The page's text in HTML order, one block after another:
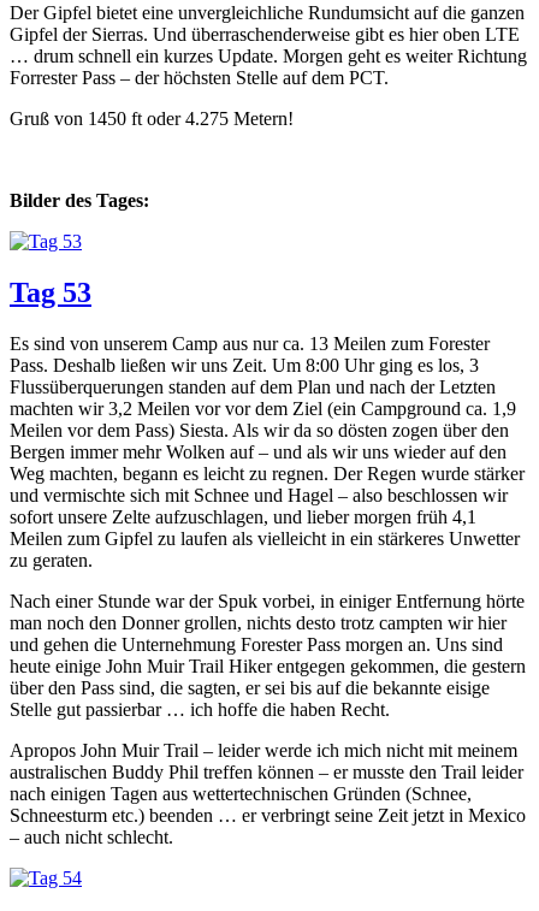
Der Gipfel bietet eine unvergleichliche Rundumsicht auf die ganzen
Gipfel der Sierras. Und überraschenderweise gibt es hier oben LTE
… drum schnell ein kurzes Update. Morgen geht es weiter Richtung
Forrester Pass – der höchsten Stelle auf dem PCT.
Gruß von 1450 ft oder 4.275 Metern!
Bilder des Tages:
Tag 53
Es sind von unserem Camp aus nur ca. 13 Meilen zum Forester
Pass. Deshalb ließen wir uns Zeit. Um 8:00 Uhr ging es los, 3
Flussüberquerungen standen auf dem Plan und nach der Letzten
machten wir 3,2 Meilen vor vor dem Ziel (ein Campground ca. 1,9
Meilen vor dem Pass) Siesta. Als wir da so dösten zogen über den
Bergen immer mehr Wolken auf – und als wir uns wieder auf den
Weg machten, begann es leicht zu regnen. Der Regen wurde stärker
und vermischte sich mit Schnee und Hagel – also beschlossen wir
sofort unsere Zelte aufzuschlagen, und lieber morgen früh 4,1
Meilen zum Gipfel zu laufen als vielleicht in ein stärkeres Unwetter
zu geraten.
Nach einer Stunde war der Spuk vorbei, in einiger Entfernung hörte
man noch den Donner grollen, nichts desto trotz campten wir hier
und gehen die Unternehmung Forester Pass morgen an. Uns sind
heute einige John Muir Trail Hiker entgegen gekommen, die gestern
über den Pass sind, die sagten, er sei bis auf die bekannte eisige
Stelle gut passierbar … ich hoffe die haben Recht.
Apropos John Muir Trail – leider werde ich mich nicht mit meinem
australischen Buddy Phil treffen können – er musste den Trail leider
nach einigen Tagen aus wettertechnischen Gründen (Schnee,
Schneesturm etc.) beenden … er verbringt seine Zeit jetzt in Mexico
– auch nicht schlecht.